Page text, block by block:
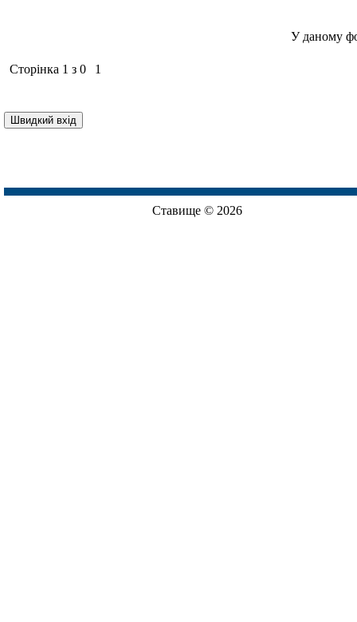
У даному
Сторінка 1 з 0 1
Ставище © 2026